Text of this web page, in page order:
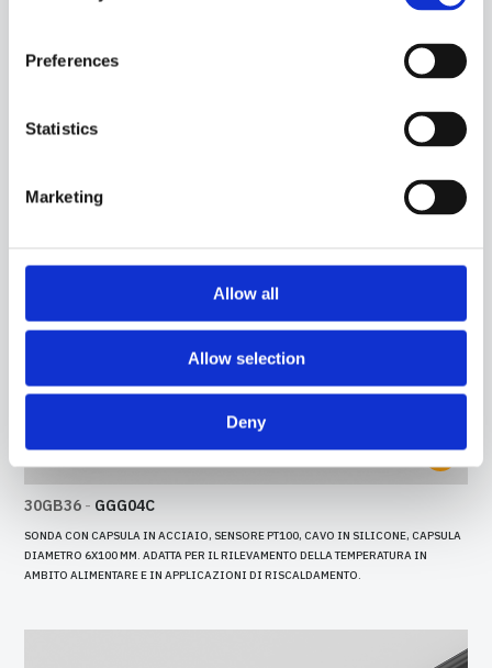
Preferences
Statistics
Marketing
Allow all
Allow selection
Deny
SONDA CON CAPSULA IN ACCIAIO, SENSORE PT100, CAVO IN SILICONE, CAPSULA
30GB36 - GGG04C
SONDA CON CAPSULA IN ACCIAIO, SENSORE PT100, CAVO IN SILICONE, CAPSULA
DIAMETRO 6X100 MM. ADATTA PER IL RILEVAMENTO DELLA TEMPERATURA IN
AMBITO ALIMENTARE E IN APPLICAZIONI DI RISCALDAMENTO.